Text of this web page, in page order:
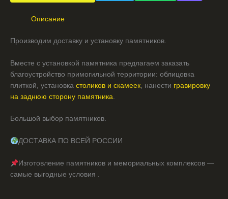
Описание
Производим доставку и установку памятников.
Вместе с установкой памятника предлагаем заказать
благоустройство примогильной территории: облицовка
плиткой, установка столиков и скамеек , нанести гравировку
на заднюю сторону памятника
Большой выбор памятников.
ДОСТАВКА ПО ВСЕЙ РОССИИ
Изготовление памятников и мемориальных комплексов —
самые выгодные условия .